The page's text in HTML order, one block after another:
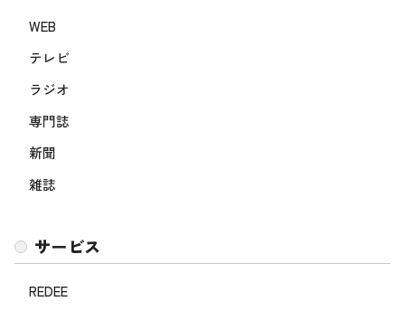
WEB
テレビ
ラジオ
専門誌
新聞
雑誌
サービス
REDEE